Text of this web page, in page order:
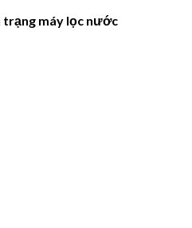
máy lọc nước